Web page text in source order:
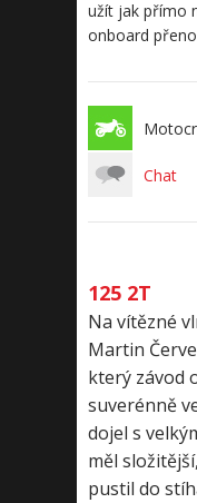
užít jak přímo
onboard
Chat
125 2T
Na vítězné
Martin
který závod
suverénně
dojel s
měl
pustil do